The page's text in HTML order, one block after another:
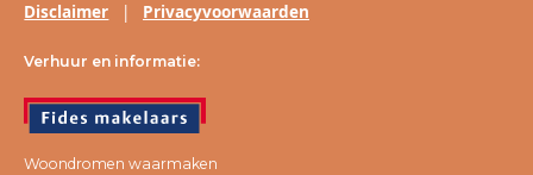
Disclaimer | Privacyvoorwaarden
Verhuur en informatie:
Woondromen waarmaken